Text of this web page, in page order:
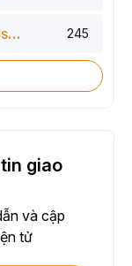
245
giao
và cập
tử